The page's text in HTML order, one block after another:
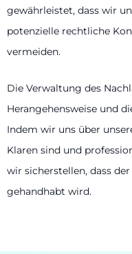
gewährleistet, dass wir
potenzielle rechtliche
vermeiden.
Die Verwaltung des
Herangehensweise und
Indem wir uns über
Klaren sind und
wir sicherstellen, dass
gehandhabt wird.